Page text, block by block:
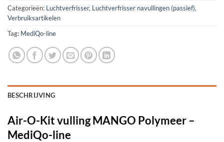
Categorieën: Luchtverfrisser, Luchtverfrisser navullingen (passief),
Verbruiksartikelen
Tag: MediQo-line
BESCHRIJVING
Air-O-Kit vulling MANGO Polymeer –
MediQo-line